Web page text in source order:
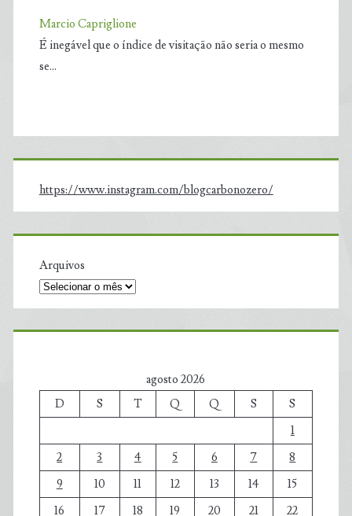
Marcio Capriglione
É inegável que o índice de visitação não seria o mesmo
se…
https://www.instagram.com/blogcarbonozero/
Arquivos
agosto 2026
D
S T Q Q S
S
1
2
3 4 5 6 7
8
9
10 11 12 13 14
15
16
17 18 19 20 21
22